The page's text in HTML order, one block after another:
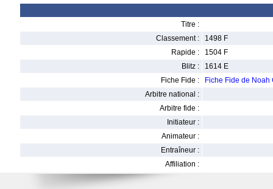
Titre :
Classement :
1498 F
Rapide :
1504 F
Blitz :
1614 E
Fiche Fide :
Fiche Fide de Noah
Arbitre national :
Arbitre fide :
Initiateur :
Animateur :
Entraîneur :
Affiliation :